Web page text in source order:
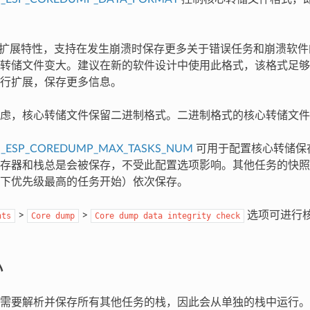
展特性，支持在发生崩溃时保存更多关于错误任务和崩溃软
储文件变大。建议在新的软件设计中使用此格式，该格式足
扩展，保存更多信息。
，核心转储文件保留二进制格式。二进制格式的核心转储文
可用于配置核心转储
器和栈总是会被保存，不受此配置选项影响。其他任务的快
优先级最高的任务开始）依次保存。
> Core dump > Core dump data integrity check 选项可进行
要解析并保存所有其他任务的栈，因此会从单独的栈中运行